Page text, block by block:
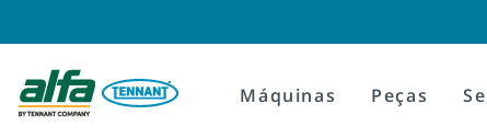
content
navigation
Máquinas Peças